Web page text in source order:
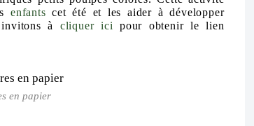
s enfants cet été et les aider à développer
ons à cliquer ici pour obtenir le lien
en papier